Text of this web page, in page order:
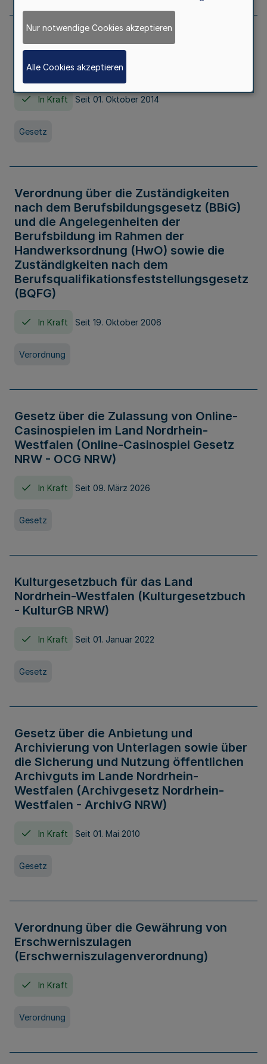
Gesetz über die Hochschulen des Landes
Nordrhein-Westfalen (Hochschulgesetz -
HG)
In Kraft Seit 01. Oktober 2014
Gesetz
Verordnung über die Zuständigkeiten
nach dem Berufsbildungsgesetz (BBiG)
und die Angelegenheiten der
Berufsbildung im Rahmen der
Handwerksordnung (HwO) sowie die
Zuständigkeiten nach dem
Berufsqualifikationsfeststellungsgesetz
(BQFG)
In Kraft Seit 19. Oktober 2006
Verordnung
Gesetz über die Zulassung von Online-
Casinospielen im Land Nordrhein-
Westfalen (Online-Casinospiel Gesetz
NRW - OCG NRW)
In Kraft Seit 09. März 2026
Gesetz
Kulturgesetzbuch für das Land
Nordrhein-Westfalen (Kulturgesetzbuch
- KulturGB NRW)
In Kraft Seit 01. Januar 2022
Gesetz
Gesetz über die Anbietung und
Archivierung von Unterlagen sowie über
die Sicherung und Nutzung öffentlichen
Archivguts im Lande Nordrhein-
Westfalen (Archivgesetz Nordrhein-
Westfalen - ArchivG NRW)
In Kraft Seit 01. Mai 2010
Gesetz
Verordnung über die Gewährung von
Erschwerniszulagen
(Erschwerniszulagenverordnung)
In Kraft
Verordnung
Nur notwendige Cookies akzeptieren
Alle Cookies akzeptieren